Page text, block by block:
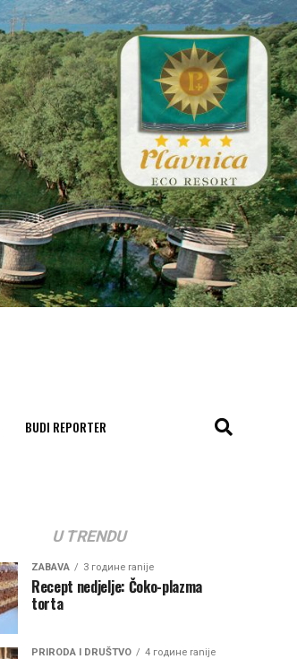
BUDI REPORTER
U TRENDU
ZABAVA 3 године ranije
Recept nedjelje: Čoko-plazma
torta
PRIRODA I DRUŠTVO 4 године ranije